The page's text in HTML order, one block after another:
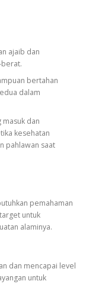
ajaib dan
bertahan
dalam
masuk dan
kesehatan
pahlawan saat
pemahaman
untuk
alaminya.
dan mencapai level
untuk